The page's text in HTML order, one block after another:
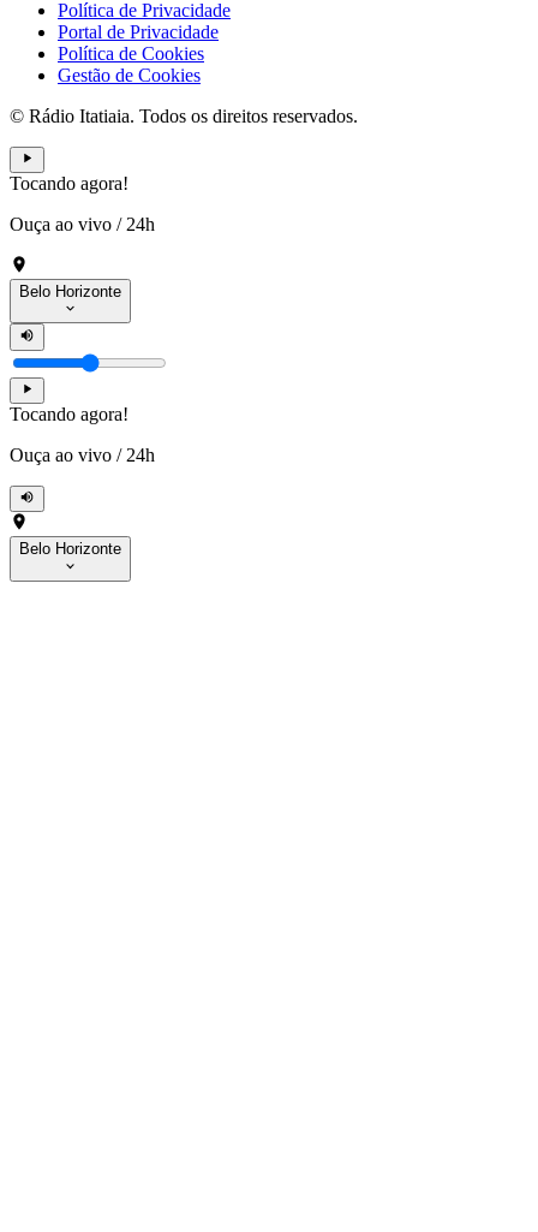
Política de Privacidade
Portal de Privacidade
Política de Cookies
Gestão de Cookies
© Rádio Itatiaia. Todos os direitos reservados.
Tocando agora!
Ouça ao vivo / 24h
Belo Horizonte
Tocando agora!
Ouça ao vivo / 24h
Belo Horizonte